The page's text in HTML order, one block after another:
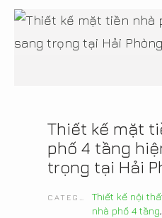
Thiết kế mặt
phố 4 tầng
trọng tại Hải
Thiết kế nội
nhà phố 4 tầng,